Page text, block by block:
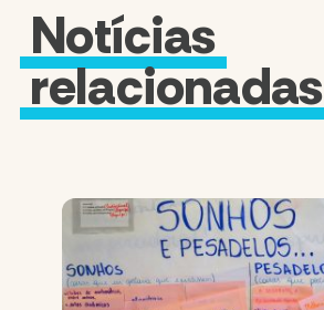
Notícias
relacionadas